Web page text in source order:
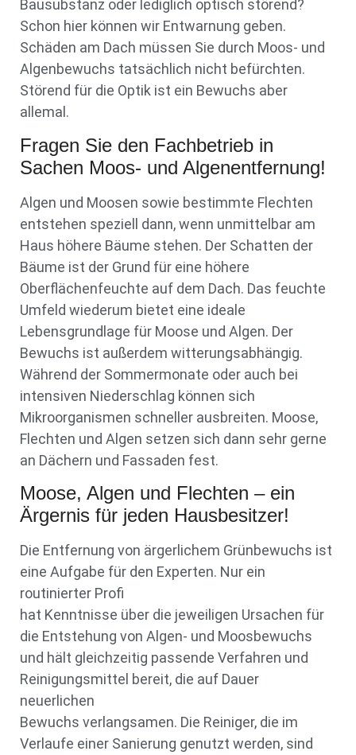
Bausubstanz oder lediglich optisch störend?
Schon hier können wir Entwarnung geben.
Schäden am Dach müssen Sie durch Moos- und
Algenbewuchs tatsächlich nicht befürchten.
Störend für die Optik ist ein Bewuchs aber
allemal.
Fragen Sie den Fachbetrieb in
Sachen Moos- und Algenentfernung!
Algen und Moosen sowie bestimmte Flechten
entstehen speziell dann, wenn unmittelbar am
Haus höhere Bäume stehen. Der Schatten der
Bäume ist der Grund für eine höhere
Oberflächenfeuchte auf dem Dach. Das feuchte
Umfeld wiederum bietet eine ideale
Lebensgrundlage für Moose und Algen. Der
Bewuchs ist außerdem witterungsabhängig.
Während der Sommermonate oder auch bei
intensiven Niederschlag können sich
Mikroorganismen schneller ausbreiten. Moose,
Flechten und Algen setzen sich dann sehr gerne
an Dächern und Fassaden fest.
Moose, Algen und Flechten – ein
Ärgernis für jeden Hausbesitzer!
Die Entfernung von ärgerlichem Grünbewuchs ist
eine Aufgabe für den Experten. Nur ein
routinierter Profi
hat Kenntnisse über die jeweiligen Ursachen für
die Entstehung von Algen- und Moosbewuchs
und hält gleichzeitig passende Verfahren und
Reinigungsmittel bereit, die auf Dauer
neuerlichen
Bewuchs verlangsamen. Die Reiniger, die im
Verlaufe einer Sanierung genutzt werden, sind